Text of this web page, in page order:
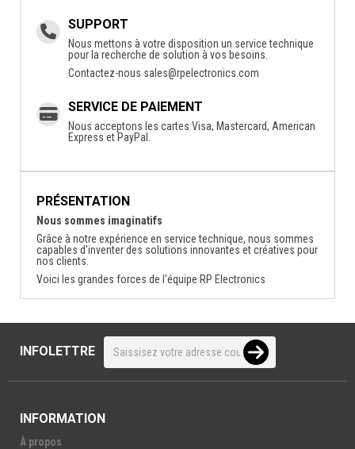
SUPPORT
Nous mettons à votre disposition un service technique
pour la recherche de solution à vos besoins.
Contactez-nous sales@rpelectronics.com
SERVICE DE PAIEMENT
Nous acceptons les cartes Visa, Mastercard, American
Express et PayPal.
PRÉSENTATION
Nous sommes imaginatifs
Grâce à notre expérience en service technique, nous sommes
capables d'inventer des solutions innovantes et créatives pour
nos clients.
Voici les grandes forces de l'équipe RP Electronics
INFOLETTRE
INFORMATION
À propos